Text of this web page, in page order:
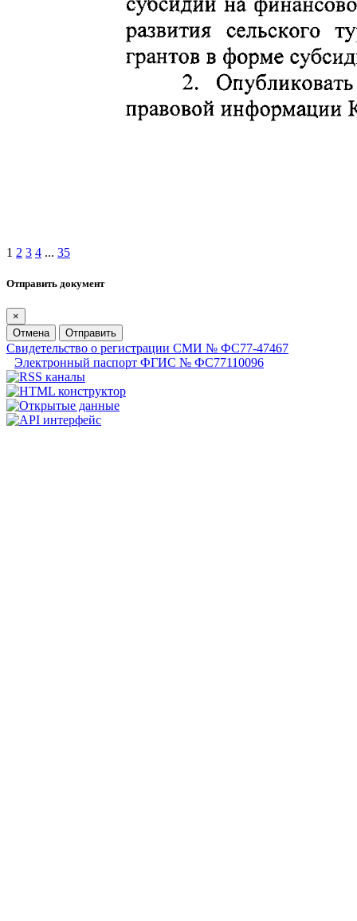
1 2 3 4 ... 35
Отправить документ
×
Отмена
Отправить
Свидетельство о регистрации СМИ № ФС77-47467
Электронный паспорт ФГИС № ФС77110096